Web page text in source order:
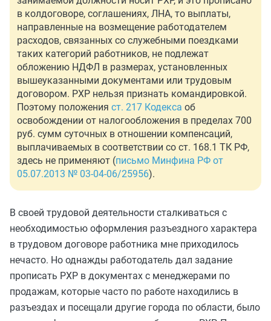
в колдоговоре, соглашениях, ЛНА, то выплаты,
направленные на возмещение работодателем
расходов, связанных со служебными поездками
таких категорий работников, не подлежат
обложению НДФЛ в размерах, установленных
вышеуказанными документами или трудовым
договором. РХР нельзя признать командировкой.
Поэтому положения ст. 217 Кодекса об
освобождении от налогообложения в пределах 700
руб. сумм суточных в отношении компенсаций,
выплачиваемых в соответствии со ст. 168.1 ТК РФ,
здесь не применяют (письмо Минфина РФ от
05.07.2013 № 03-04-06/25956).
В своей трудовой деятельности сталкиваться с
необходимостью оформления разъездного характера
в трудовом договоре работника мне приходилось
нечасто. Но однажды работодатель дал задание
прописать РХР в документах с менеджерами по
продажам, которые часто по работе находились в
разъездах и посещали другие города по области, было